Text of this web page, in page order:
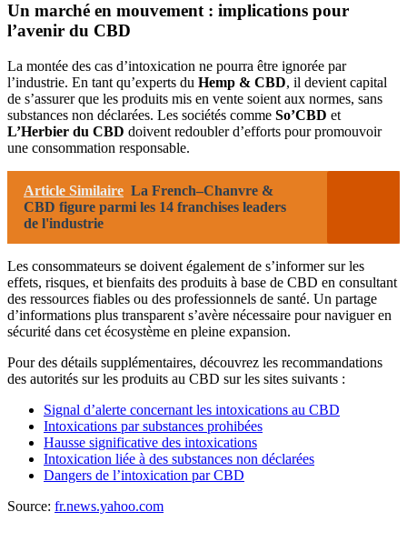
Un marché en mouvement : implications pour
l’avenir du CBD
La montée des cas d’intoxication ne pourra être ignorée par
l’industrie. En tant qu’experts du Hemp & CBD, il devient capital
de s’assurer que les produits mis en vente soient aux normes, sans
substances non déclarées. Les sociétés comme So’CBD et
L’Herbier du CBD doivent redoubler d’efforts pour promouvoir
une consommation responsable.
Article Similaire La French–Chanvre &
CBD figure parmi les 14 franchises leaders
de l'industrie
Les consommateurs se doivent également de s’informer sur les
effets, risques, et bienfaits des produits à base de CBD en consultant
des ressources fiables ou des professionnels de santé. Un partage
d’informations plus transparent s’avère nécessaire pour naviguer en
sécurité dans cet écosystème en pleine expansion.
Pour des détails supplémentaires, découvrez les recommandations
des autorités sur les produits au CBD sur les sites suivants :
Signal d’alerte concernant les intoxications au CBD
Intoxications par substances prohibées
Hausse significative des intoxications
Intoxication liée à des substances non déclarées
Dangers de l’intoxication par CBD
Source: fr.news.yahoo.com